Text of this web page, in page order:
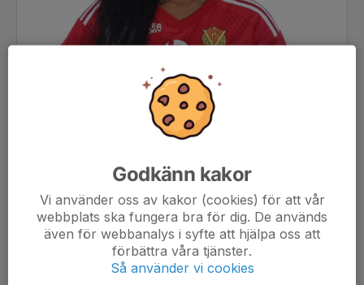
Godkänn kakor
Vi använder oss av kakor (cookies) för att vår
webbplats ska fungera bra för dig. De används
även för webbanalys i syfte att hjälpa oss att
förbättra våra tjänster.
Så använder vi cookies